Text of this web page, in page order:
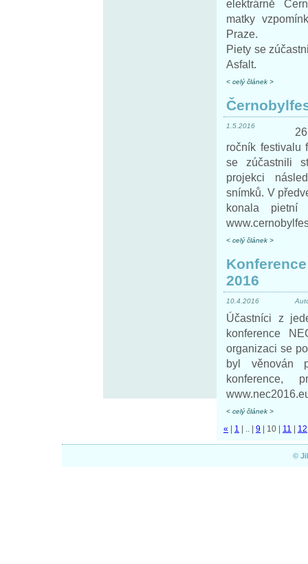
elektrárně
matky
Praze.
Piety se
Asfalt.
< celý článek >
1.5.2016
ročník festivalu
se zúčastnili
projekci
snímků. V
konala pietní
< celý článek >
2016
10.4.2016
Účastníci z
konference
organizaci se
byl věnován
konference,
< celý článek >
« 1 .. 9 10 11 12
©